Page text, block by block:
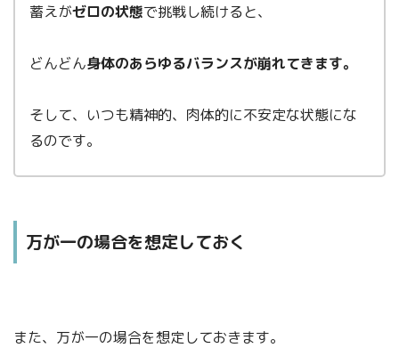
蓄えがゼロの状態で挑戦し続けると、
どんどん身体のあらゆるバランスが崩れてきます。
そして、いつも精神的、肉体的に不安定な状態にな
るのです。
万が一の場合を想定しておく
また、万が一の場合を想定しておきます。